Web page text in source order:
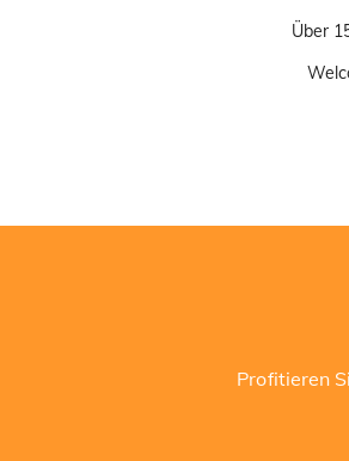
Über
Profitieren